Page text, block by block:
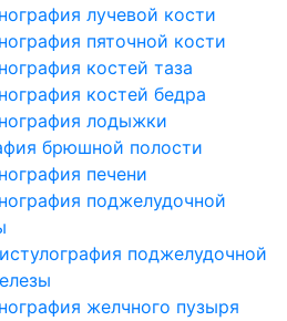
лучевой кости
пяточной кости
костей таза
костей бедра
лодыжки
брюшной полости
печени
поджелудочной
поджелудочной
желчного пузыря